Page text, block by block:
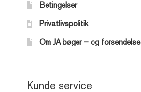
Betingelser
Privatlivspolitik
Om JA bøger – og forsendelse
Kunde service